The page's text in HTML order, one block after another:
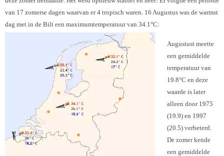
van 17 zomerse dagen waarvan er 4 tropisch waren. 16 Augustus was de warmst
dag met in de Bilt een maximumtemperatuur van 34.1°C:
Augustust meette
een gemiddelde
temperatuur van
19.8°C en deze
waarde is later
alleen door 1975
(19.9) en 1997
(20.5) verbeterd.
De zomer kende
een gemiddelde